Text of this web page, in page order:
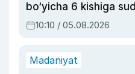
bo‘yicha 6 kishiga sud
hukmi o‘qildi
10:10 / 05.08.2026
Madaniyat